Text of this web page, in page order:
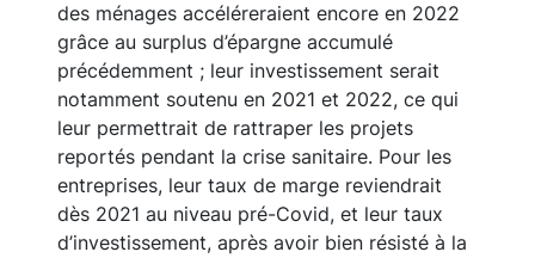
des ménages accéléreraient encore en 2022
grâce au surplus d’épargne accumulé
précédemment ; leur investissement serait
notamment soutenu en 2021 et 2022, ce qui
leur permettrait de rattraper les projets
reportés pendant la crise sanitaire. Pour les
entreprises, leur taux de marge reviendrait
dès 2021 au niveau pré-Covid, et leur taux
d’investissement, après avoir bien résisté à la